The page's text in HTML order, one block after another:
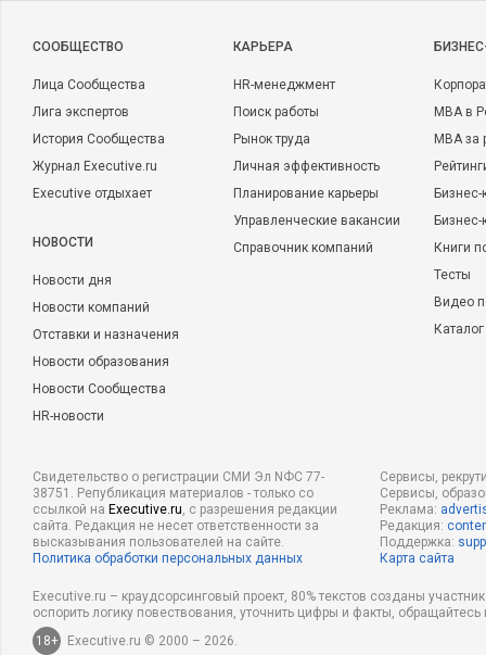
CООБЩЕСТВО
Лица Сообщества
Лига экспертов
История Сообщества
Журнал Executive.ru
Executive отдыхает
НОВОСТИ
Новости дня
Новости компаний
Отставки и назначения
Новости образования
Новости Сообщества
HR-новости
КАРЬЕРА
HR-менеджмент
Поиск работы
Рынок труда
Личная эффективность
Планирование карьеры
Управленческие вакансии
Справочник компаний
MBA в
MBA
Бизнес-
Книги
Тесты
Видео
Свидетельство о регистрации СМИ Эл NФС 77-
38751. Републикация материалов - только со
ссылкой на Executive.ru, с разрешения редакции
сайта. Редакция не несет ответственности за
высказывания пользователей на сайте.
Политика обработки персональных данных
Сервисы,
Сервисы,
Реклама:
Редакция:
Поддержка:
Карта сайта
Executive.ru – краудсорсинговый проект, 80% текстов созданы
оспорить логику повествования, уточнить цифры и факты,
18+
Executive.ru © 2000 – 2026.